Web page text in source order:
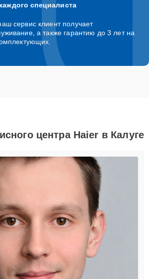
специалиста
сервис клиент получает
а также гарантию до 3 лет на
центра Haier в Калуге